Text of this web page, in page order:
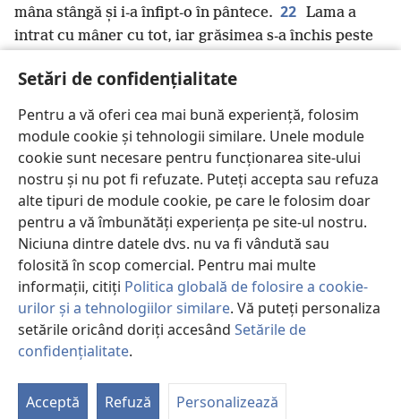
Setări de confidențialitate
Pentru a vă oferi cea mai bună experiență, folosim
module cookie și tehnologii similare. Unele module
cookie sunt necesare pentru funcționarea site-ului
nostru și nu pot fi refuzate. Puteți accepta sau refuza
alte tipuri de module cookie, pe care le folosim doar
pentru a vă îmbunătăți experiența pe site-ul nostru.
Niciuna dintre datele dvs. nu va fi vândută sau
folosită în scop comercial. Pentru mai multe
informații, citiți Politica globală de folosire a cookie-
urilor și a tehnologiilor similare. Vă puteți personaliza
setările oricând doriți accesând Setările de
confidențialitate.
Acceptă Refuză Personalizează
mâna stângă și i-a înfipt-o în pântece. 22 Lama a
intrat cu mâner cu tot, iar grăsimea s-a închis peste
fecalele. 23 Ehud a ieșit prin verandă
în urma lui ușile camerei de pe acoperiș și încuindu-
le.
24
După plecarea lui, slujitorii regelui s-au întors
și au văzut că ușile camerei de pe acoperiș erau
încuiate. Atunci au zis: „Probabil că-și face nevoile *
în încăperea interioară răcoroasă”. 25 Și au tot
așteptat până au început să se îngrijoreze. Văzând că
el nu deschidea ușile camerei de pe acoperiș, au luat
cheia și le-au descuiat și au văzut că domnul lor
zăcea mort la pământ.
26 În timp ce ei întârziau, Ehud a fugit, a trecut pe
lângă chipurile cioplite * b și a ajuns cu bine în Seira.
27 Când a sosit acolo, a sunat din corn
muntoasă a lui Efraim
d și israeliții au coborât din
regiunea muntoasă, el fiind în fruntea lor.